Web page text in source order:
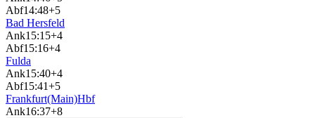
Abf14:48+5
Bad Hersfeld
Ank15:15+4
Abf15:16+4
Fulda
Ank15:40+4
Abf15:41+5
Frankfurt(Main)Hbf
Ank16:37+8